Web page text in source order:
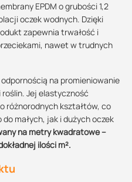
EPDM o grubości 1,2
oczek wodnych. Dzięki
zapewnia trwałość i
nawet w trudnych
na promieniowanie
roślin. Jej elastyczność
różnorodnych kształtów, co
małych, jak i dużych oczek
na metry kwadratowe –
ilości m².